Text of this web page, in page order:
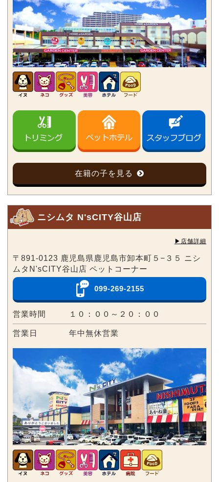
在籍の子を見る
ニシムタ N'sCITY谷山店
▶︎店舗詳細
〒891-0123 鹿児島県鹿児島市卸本町５−３５ ニシ
ムタN'sCITY谷山店 ペットコーナー
099-269-2155
営業時間 １０：００～２０：００
営業日 年中無休営業